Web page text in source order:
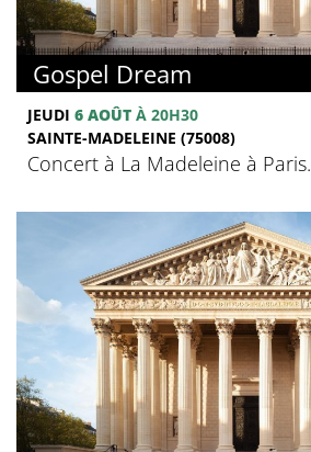
Gospel Dream
JEUDI 6 AOÛT À 20H30
SAINTE-MADELEINE (75008)
Concert à La Madeleine à Paris.